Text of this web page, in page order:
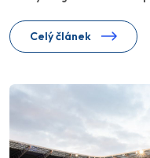
Celý článek